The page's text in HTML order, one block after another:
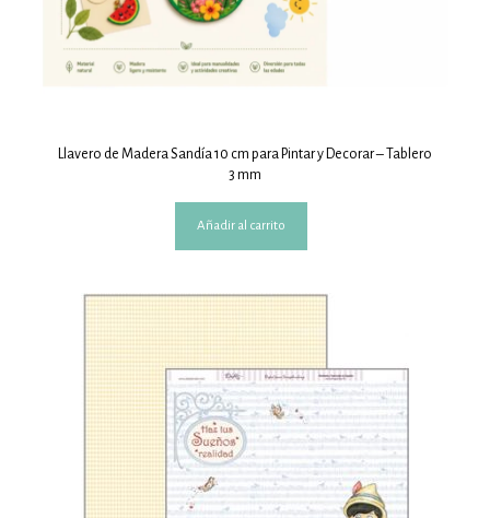
Llavero de Madera Sandía 10 cm para Pintar y Decorar – Tablero
3 mm
Añadir al carrito